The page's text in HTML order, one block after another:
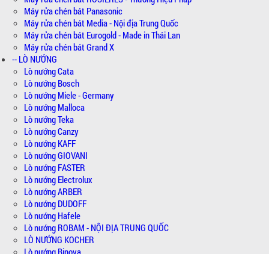
Máy rửa chén bát Panasonic
Máy rửa chén bát Media - Nội địa Trung Quốc
Máy rửa chén bát Eurogold - Made in Thái Lan
Máy rửa chén bát Grand X
-- LÒ NƯỚNG
Lò nướng Cata
Lò nướng Bosch
Lò nướng Miele - Germany
Lò nướng Malloca
Lò nướng Teka
Lò nướng Canzy
Lò nướng KAFF
Lò nướng GIOVANI
Lò nướng FASTER
Lò nướng Electrolux
Lò nướng ARBER
Lò nướng DUDOFF
Lò nướng Hafele
Lò nướng ROBAM - NỘI ĐỊA TRUNG QUỐC
LÒ NƯỚNG KOCHER
Lò nướng Binova